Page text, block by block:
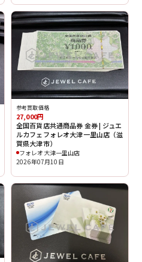
参考買取価格
27,000円
全国百貨店共通商品券 金券 | ジュエ
ルカフェフォレオ大津一里山店（滋
賀県大津市）
フォレオ大津一里山店
2026年07月10日